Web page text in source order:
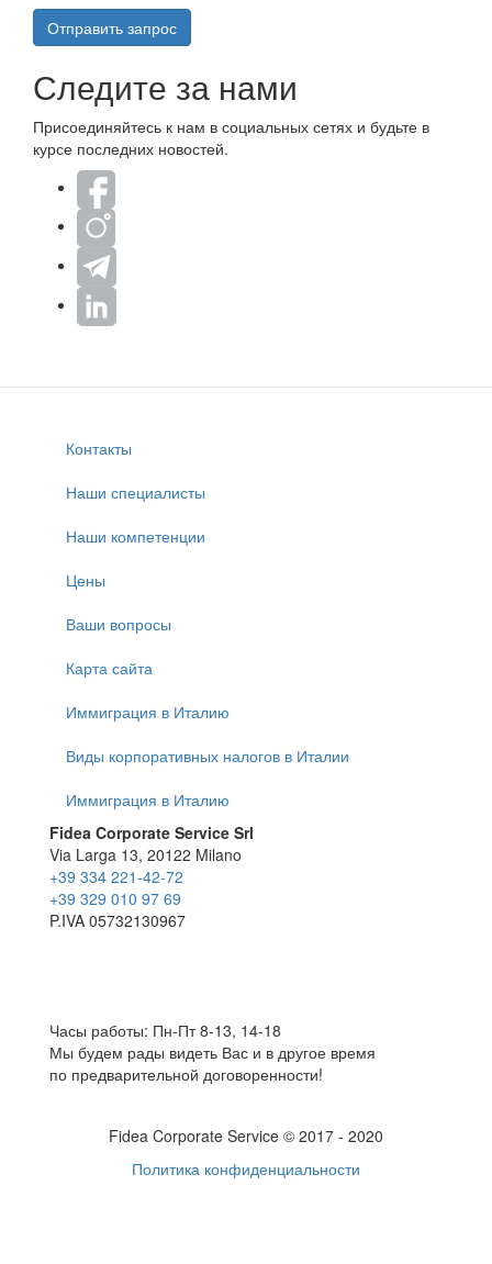
Отправить запрос
Следите за нами
Присоединяйтесь к нам в социальных сетях и будьте в
курсе последних новостей.
Контакты
Наши специалисты
Наши компетенции
Цены
Ваши вопросы
Карта сайта
Иммиграция в Италию
Виды корпоративных налогов в Италии
Иммиграция в Италию
Fidea Corporate Service Srl
Via Larga 13, 20122 Milano
+39 334 221-42-72
+39 329 010 97 69
P.IVA 05732130967
Часы работы: Пн-Пт 8-13, 14-18
Мы будем рады видеть Вас и в другое время
по предварительной договоренности!
Fidea Corporate Service © 2017 - 2020
Политика конфиденциальности